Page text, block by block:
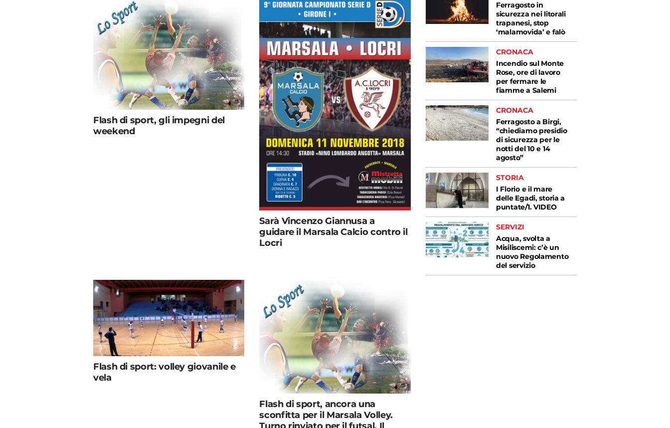
Flash di sport, gli impegni del
weekend
Sarà Vincenzo Giannusa a
guidare il Marsala Calcio contro il
Locri
Flash di sport: volley giovanile e
vela
Flash di sport, ancora una
sconfitta per il Marsala Volley.
Ferragosto in
sicurezza nei litorali
trapanesi, stop
‘malamovida’ e falò
CRONACA
Incendio sul Monte
Rose, ore di lavoro
per fermare le
fiamme a Salemi
CRONACA
Ferragosto a Birgi,
“chiediamo presidio
di sicurezza per le
notti del 10 e 14
agosto”
STORIA
I Florio e il mare
delle Egadi, storia a
puntate/1. VIDEO
SERVIZI
Acqua, svolta a
Misiliscemi: c’è un
nuovo Regolamento
del servizio